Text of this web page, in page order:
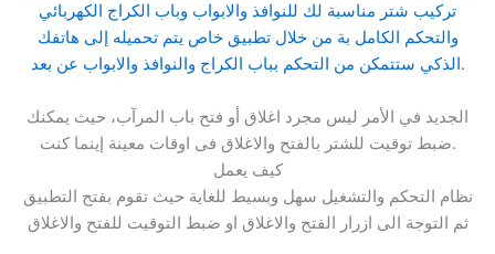
تركيب شتر مناسبة لك للنوافذ والابواب وباب الكراج الكهربائي
والتحكم الكامل بة من خلال تطبيق خاص يتم تحميله إلى هاتفك
الذكي ستتمكن من التحكم بباب الكراج والنوافذ والابواب عن بعد.
الجديد في الأمر ليس مجرد اغلاق أو فتح باب المرآب، حيث يمكنك
ضبط توقيت للشتر بالفتح والاغلاق فى اوقات معينة إينما كنت.
كيف يعمل
نظام التحكم والتشغيل سهل وبسيط للغاية حيث تقوم بفتح التطبيق
ثم التوجة الى ازرار الفتح والاغلاق او ضبط التوقيت للفتح والاغلاق